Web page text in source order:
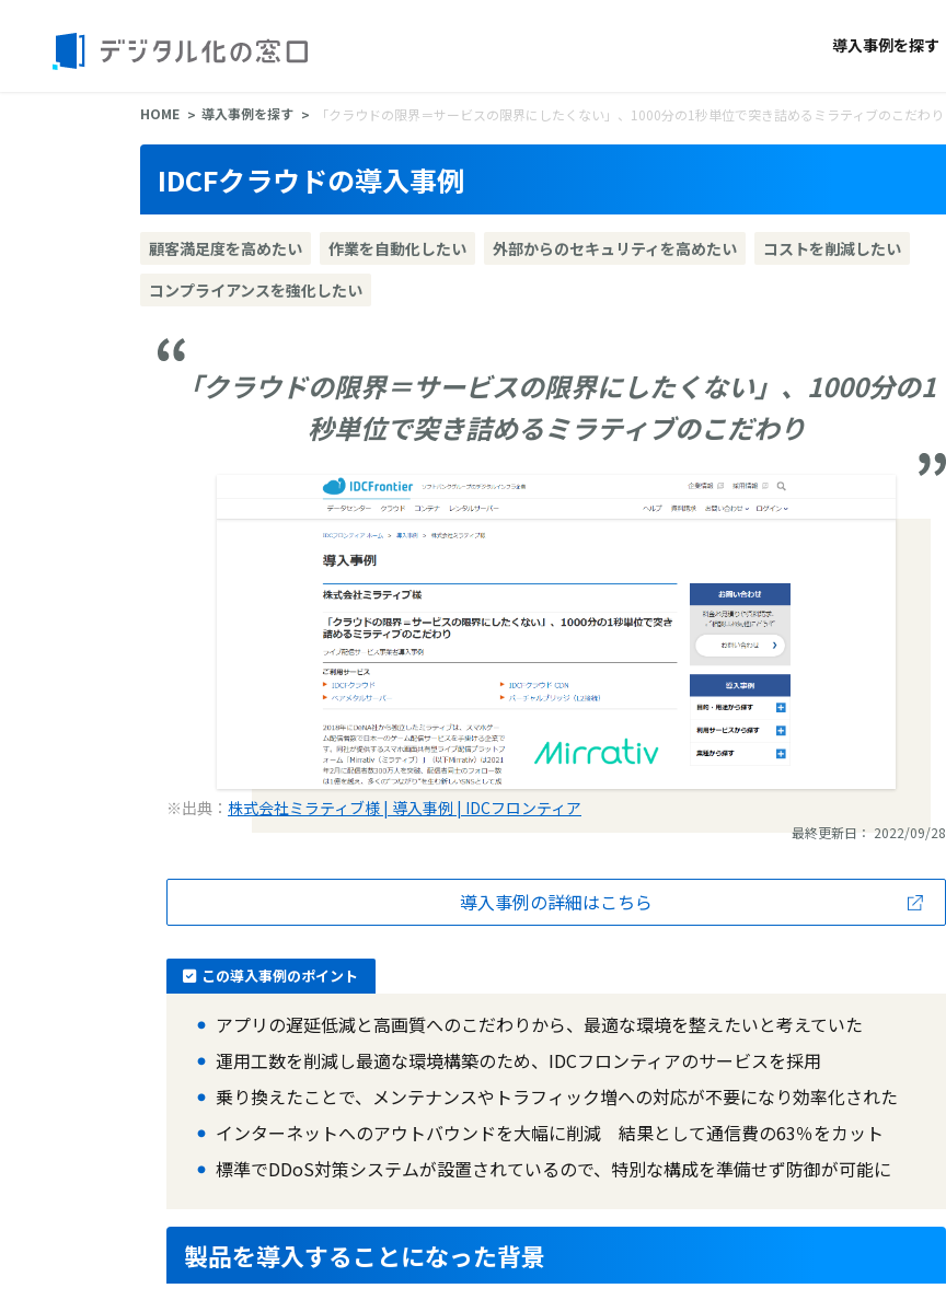
導入事例を探す
HOME 導入事例を探す 「クラウドの限界＝サービスの限界にしたくない」、1000分の1秒単位で突き詰めるミラティブのこだわり
IDCFクラウドの導入事例
顧客満足度を高めたい 作業を自動化したい 外部からのセキュリティを高めたい
コストを削減したい
コンプライアンスを強化したい
「クラウドの限界＝サービスの限界にしたくない」、1000分の1
秒単位で突き詰めるミラティブのこだわり
※出典： 株式会社ミラティブ様 | 導入事例 | IDCフロンティア
最終更新日： 2022/09/28
導入事例の詳細はこちら
この導入事例のポイント
アプリの遅延低減と高画質へのこだわりから、最適な環境を整えたいと考えていた
運用工数を削減し最適な環境構築のため、IDCフロンティアのサービスを採用
乗り換えたことで、メンテナンスやトラフィック増への対応が不要になり効率化された
インターネットへのアウトバウンドを大幅に削減 結果として通信費の63％をカット
標準でDDoS対策システムが設置されているので、特別な構成を準備せず防御が可能に
製品を導入することになった背景